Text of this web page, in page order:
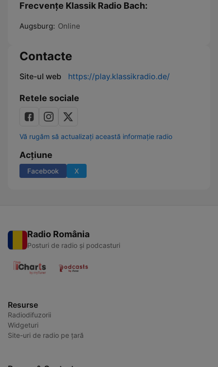
Frecvențe Klassik Radio Bach:
Augsburg: Online
Contacte
Site-ul web https://play.klassikradio.de/
Retele sociale
Vă rugăm să actualizați această informație radio
Acțiune
Facebook X
Radio România
Posturi de radio și podcasturi
Resurse
Radiodifuzorii
Widgeturi
Site-uri de radio pe țară